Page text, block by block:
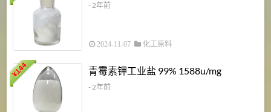
- 2年前
2024-11-07 化工原料
¥
144 青霉素钾工业盐 99% 1588u/mg
- 2年前